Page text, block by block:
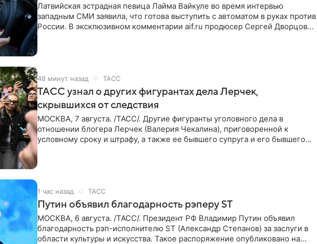
Латвийская эстрадная певица Лайма Вайкуле во время интервью
западным СМИ заявила, что готова выступить с автоматом в руках против
России. В эксклюзивном комментарии aif.ru продюсер Сергей Дворцов
48 минут назад ТАСС
ТАСС узнал о других фигурантах дела Лерчек,
скрывшихся от следствия
МОСКВА, 7 августа. /ТАСС/. Другие фигуранты уголовного дела в
отношении блогера Лерчек (Валерия Чекалина), приговоренной к
условному сроку и штрафу, а также ее бывшего супруга и его бывшего
1 час назад ТАСС
Путин объявил благодарность рэперу ST
МОСКВА, 6 августа. /ТАСС/. Президент РФ Владимир Путин объявил
благодарность рэп-исполнителю ST (Александр Степанов) за заслуги в
области культуры и искусства. Такое распоряжение опубликовано на